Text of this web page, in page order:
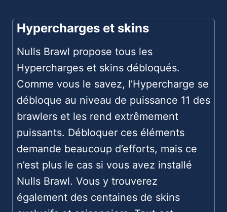
Hypercharges et skins
Nulls Brawl propose tous les
Hypercharges et skins débloqués.
Comme vous le savez, l’Hypercharge se
débloque au niveau de puissance 11 des
brawlers et les rend extrêmement
puissants. Débloquer ces éléments
demande beaucoup d’efforts, mais ce
n’est plus le cas si vous avez installé
Nulls Brawl. Vous y trouverez
également des centaines de skins